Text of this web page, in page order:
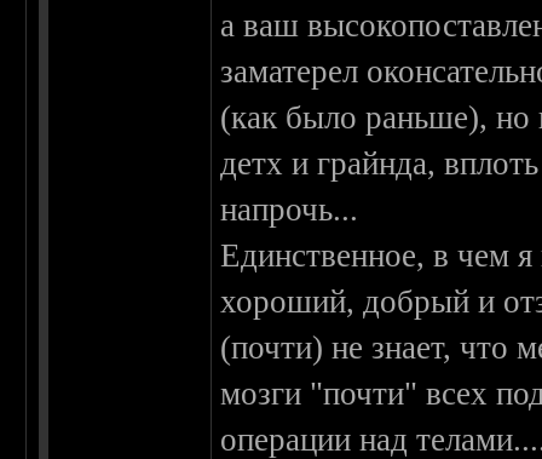
а ваш
заматерел
(как было раньше), но
детх и грайнда,
напрочь...
Единственное, в чем я
хороший, добрый и
(почти) не знает, что
мозги "почти" всех
операции над